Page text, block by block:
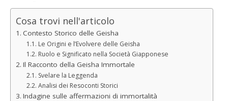
Cosa trovi nell'articolo
Contesto Storico delle Geisha
Le Origini e l’Evolvere delle Geisha
Ruolo e Significato nella Società Giapponese
Il Racconto della Geisha Immortale
Svelare la Leggenda
Analisi dei Resoconti Storici
Indagine sulle affermazioni di immortalità